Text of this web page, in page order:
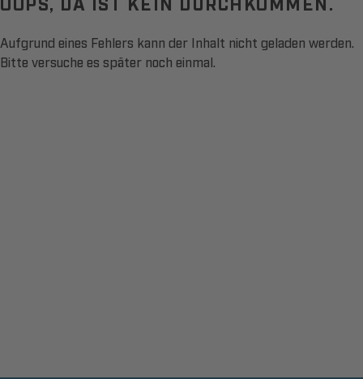
Aufgrund eines Fehlers kann der Inhalt nicht geladen werden.
Bitte versuche es später noch einmal.